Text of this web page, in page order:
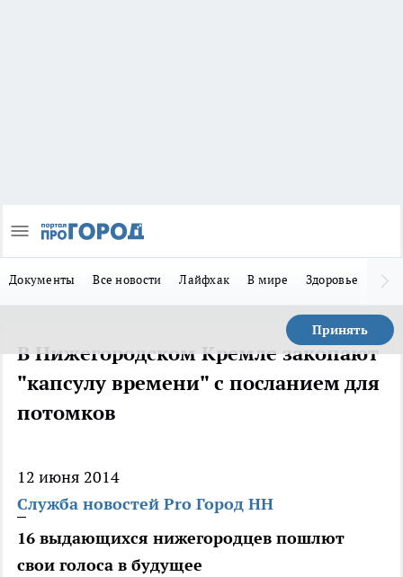
Документы Все новости Лайфхак В мире Здоровье
Принять
В Нижегородском Кремле закопают
"капсулу времени" с посланием для
потомков
12 июня 2014
Служба новостей Pro Город НН
16 выдающихся нижегородцев пошлют
свои голоса в будущее